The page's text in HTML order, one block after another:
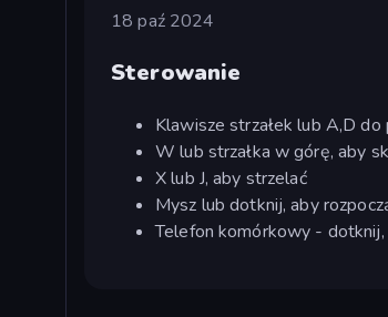
18 paź 2024
Sterowanie
Klawisze strzałek lub A,D do
W lub strzałka w górę, aby
X lub J, aby strzelać
Mysz lub dotknij, aby
Telefon komórkowy - dotknij,